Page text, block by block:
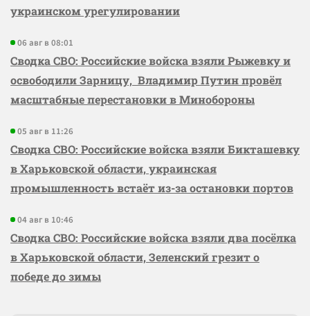
украинском урегулировании
06 авг в 08:01
Сводка СВО: Российские войска взяли Рыжевку и
освободили Зарницу, Владимир Путин провёл
масштабные перестановки в Минобороны
05 авг в 11:26
Сводка СВО: Российские войска взяли Бикташевку
в Харьковской области, украинская
промышленность встаёт из-за остановки портов
04 авг в 10:46
Сводка СВО: Российские войска взяли два посёлка
в Харьковской области, Зеленский грезит о
победе до зимы